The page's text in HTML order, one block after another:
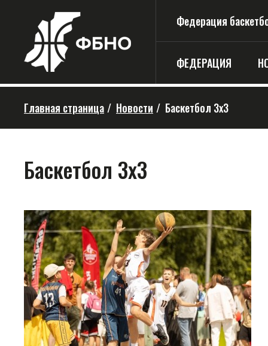
Федерация
ФЕДЕРАЦИЯ
Главная страница / Новости / Баскетбол 3х3
Баскетбол 3х3